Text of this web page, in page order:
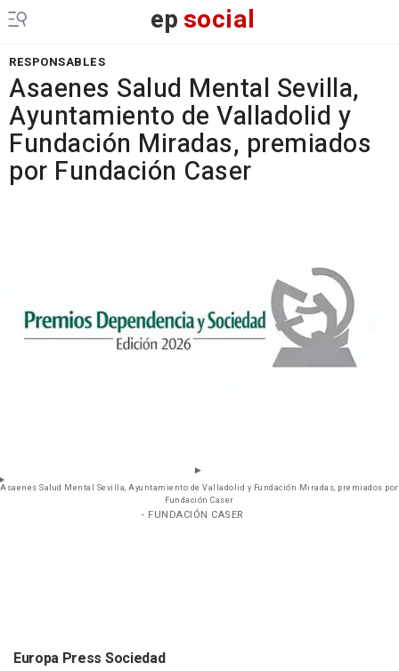
epsocial
RESPONSABLES
Asaenes Salud Mental Sevilla,
Ayuntamiento de Valladolid y
Fundación Miradas, premiados
por Fundación Caser
Asaenes Salud Mental Sevilla, Ayuntamiento de Valladolid y Fundación Miradas, premiados por
Fundación Caser
- FUNDACIÓN CASER
Europa Press Sociedad